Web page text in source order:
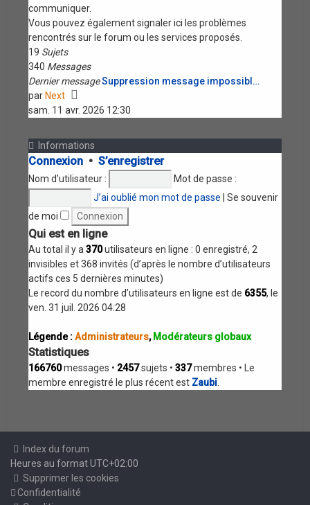
communiquer.
Vous pouvez également signaler ici les problèmes
rencontrés sur le forum ou les services proposés.
19 Sujets
340 Messages
Dernier messageSuppression message impossibl…
par Next
le
message
sam. 11 avr. 2026 12:30
Informations
Connexion •S’enregistrer
Nom d’utilisateur :
Mot de passe :
J’ai oublié mon mot de passe
Se souvenir
de moi
Qui est en ligne
Au total il y a370utilisateurs en ligne : 0 enregistré, 2
invisibles et 368 invités (d’après le nombre d’utilisateurs
actifs ces 5 dernières minutes)
Le record du nombre d’utilisateurs en ligne est de 6355, le
ven. 31 juil. 2026 04:28
Légende :Administrateurs, Modérateurs globaux
Statistiques
166760messages • 2457sujets •337membres • Le
membre enregistré le plus récent est Zaubi
Index du forum
Heures au formatUTC+02:00
Supprimer les cookies
Confidentialité